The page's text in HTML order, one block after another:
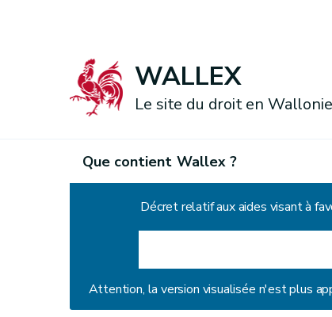
WALLEX
Le site du droit en Wallonie
Que contient Wallex ?
Attention, la version visualisée n'est plus